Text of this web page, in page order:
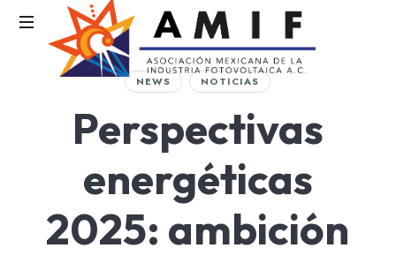
AMIF
Fotovoltaica
NEWS NOTICIAS
Perspectivas
energéticas
2025: ambición